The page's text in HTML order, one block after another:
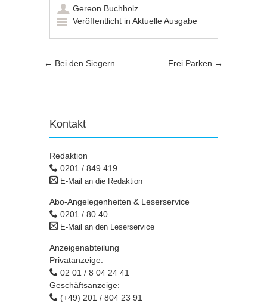
Gereon Buchholz
Veröffentlicht inAktuelle Ausgabe
Artikel-Navigation
← Bei den Siegern Frei Parken →
Kontakt
Redaktion
0201 / 849 419
E-Mail an die Redaktion
Abo-Angelegenheiten & Leserservice
0201 / 80 40
E-Mail an den Leserservice
Anzeigenabteilung
Privatanzeige:
02 01 / 8 04 24 41
Geschäftsanzeige:
(+49) 201 / 804 23 91